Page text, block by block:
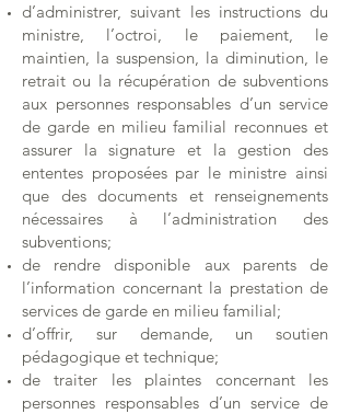
d’administrer, suivant les instructions du
ministre, l’octroi, le paiement, le
maintien, la suspension, la diminution, le
retrait ou la récupération de subventions
aux personnes responsables d’un service
de garde en milieu familial reconnues et
assurer la signature et la gestion des
ententes proposées par le ministre ainsi
que des documents et renseignements
nécessaires à l’administration des
subventions;
de rendre disponible aux parents de
l’information concernant la prestation de
services de garde en milieu familial;
d’offrir, sur demande, un soutien
pédagogique et technique;
de traiter les plaintes concernant les
personnes responsables d’un service de